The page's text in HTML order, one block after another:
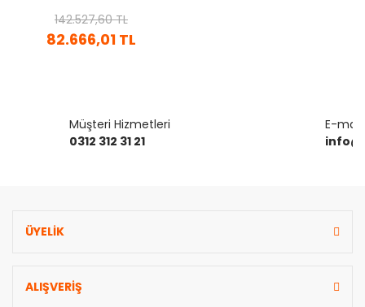
82.666,01 TL
142.527,60 TL
Müşteri Hizmetleri
0312 312 31 21
E-mail
ÜYELİK
ALIŞVERİŞ